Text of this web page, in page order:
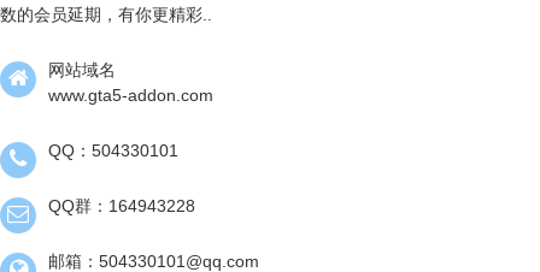
数的会员延期，有你更精彩..
网站域名
www.gta5-addon.com
QQ：504330101
QQ群：164943228
邮箱：504330101@qq.com